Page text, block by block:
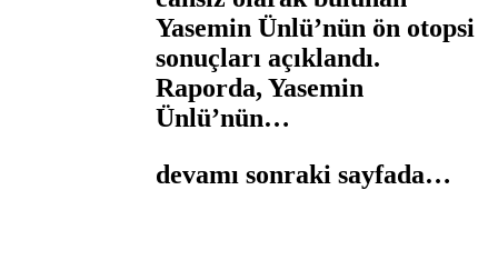
Yasemin Ünlü’nün ön otopsi
sonuçları açıklandı.
Raporda, Yasemin
Ünlü’nün…
devamı sonraki sayfada…